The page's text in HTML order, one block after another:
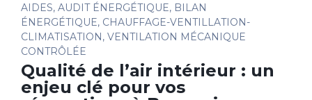
AIDES, AUDIT ÉNERGÉTIQUE, BILAN
ÉNERGÉTIQUE, CHAUFFAGE-VENTILLATION-
CLIMATISATION, VENTILATION MÉCANIQUE
CONTRÔLÉE
Qualité de l’air intérieur : un
enjeu clé pour vos